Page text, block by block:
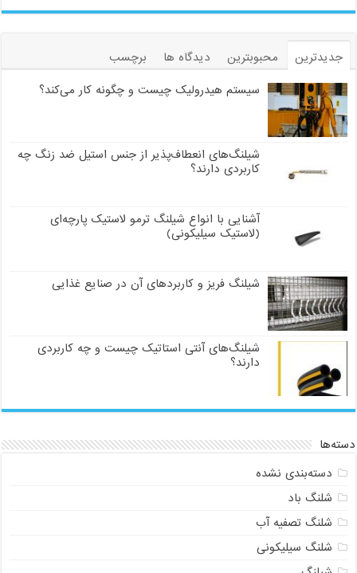
جدیدترین محبوبترین دیدگاه ها
برچسب
سیستم هیدرولیک چیست و چگونه کار می‌کند؟
شیلنگ‌های انعطاف‌پذیر از جنس استیل ضد زنگ چه
کاربردی دارند؟
آشنایی با انواع شیلنگ ترمو لاستیک پارچه‌ای
(لاستیک سیلیکونی)
شیلنگ فریز و کاربردهای آن در صنایع غذایی
شیلنگ‌های آنتی استاتیک چیست و چه کاربردی
دارند؟
دسته‌ها
دسته‌بندی نشده
شلنگ باد
شلنگ تصفیه آب
شلنگ سیلیکونی